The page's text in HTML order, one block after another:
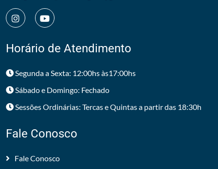
Horário de Atendimento
Segunda a Sexta: 12:00hs às17:00hs
Sábado e Domingo: Fechado
Sessões Ordinárias: Tercas e Quintas a partir das 18:30h
Fale Conosco
Fale Conosco